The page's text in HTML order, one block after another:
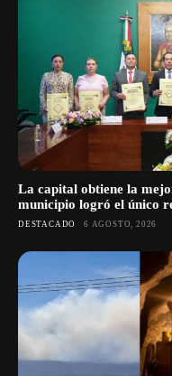
La capital obtiene la
municipio logró el único
DESTACADO 6 AGOSTO, 2026